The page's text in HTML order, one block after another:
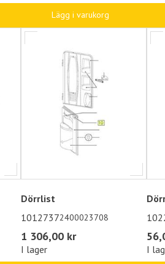
Lägg i varukorg
Dörrlist
10127372400023708
1 306,00 kr
I lager I